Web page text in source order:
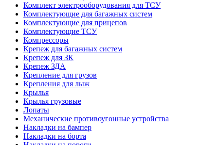
Комплект электрооборудования для ТСУ
Комплектующие для багажных систем
Комплектующие для прицепов
Комплектующие ТСУ
Компрессоры
Крепеж для багажных систем
Крепеж для ЗК
Крепеж ЗДА
Крепление для грузов
Крепления для лыж
Крылья
Крылья грузовые
Лопаты
Механические противоугонные устройства
Накладки на бампер
Накладки на борта